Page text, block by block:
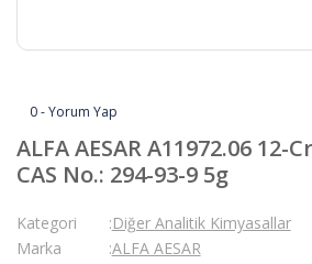
0 - Yorum Yap
ALFA AESAR A11972.06 12-
CAS No.: 294-93-9 5g
Kategori
Diğer Analitik Kimyasallar
Marka
ALFA AESAR